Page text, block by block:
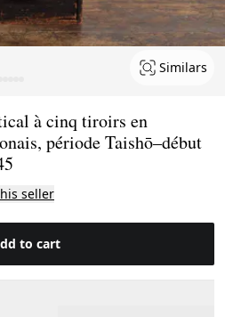
Similars
à cinq tiroirs en
période Taishō–début
seller
to cart